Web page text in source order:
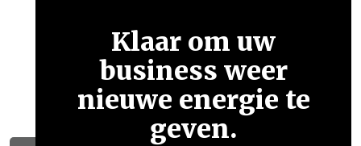
Klaar om uw
business weer
nieuwe energie te
geven.